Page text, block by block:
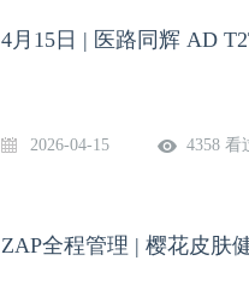
4月15日 | 医路同辉 AD
2026-04-15 4358 看
ZAP全程管理 | 樱花皮肤